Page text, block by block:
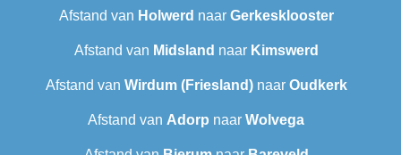
Afstand van Holwerd naar Gerkesklooster
Afstand van Midsland naar Kimswerd
Afstand van Wirdum (Friesland)naar Oudkerk
Afstand van Adorp naar Wolvega